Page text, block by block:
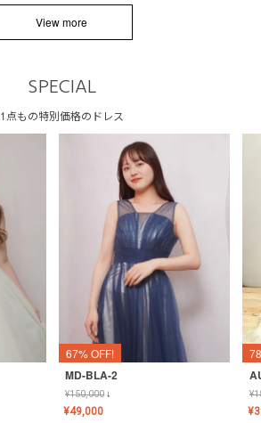
View more
SPECIAL
1点もの特別価格のドレス
67% OFF!
MD-BLA-2
¥150,000↓
¥49,000
¥
¥